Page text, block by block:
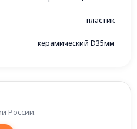
России.
пластик
керамический D35мм